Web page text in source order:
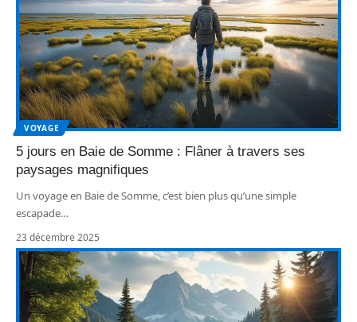
VOYAGE
5 jours en Baie de Somme : Flâner à travers ses
paysages magnifiques
Un voyage en Baie de Somme, c’est bien plus qu’une simple
escapade…
23 décembre 2025